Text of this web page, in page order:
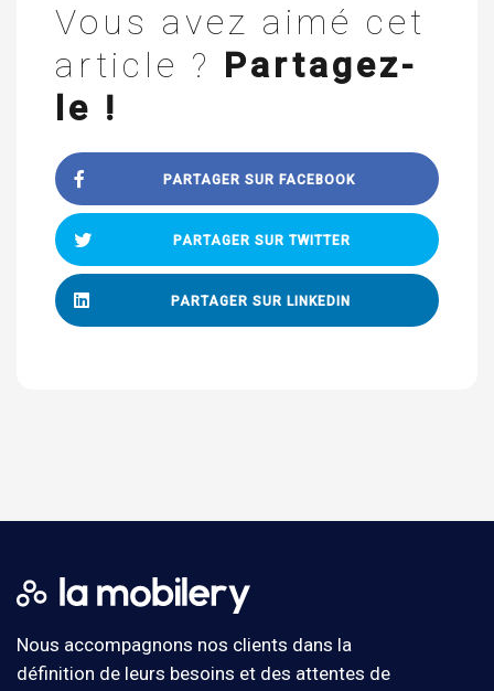
Vous avez aimé cet
article ? Partagez-
le !
PARTAGER SUR FACEBOOK
PARTAGER SUR TWITTER
PARTAGER SUR LINKEDIN
Nous accompagnons nos clients dans la
définition de leurs besoins et des attentes de